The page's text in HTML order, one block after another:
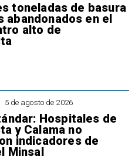
toneladas de basura
abandonados en el
alto de
5 de agosto de 2026
Hospitales de
y Calama no
indicadores de
Minsal